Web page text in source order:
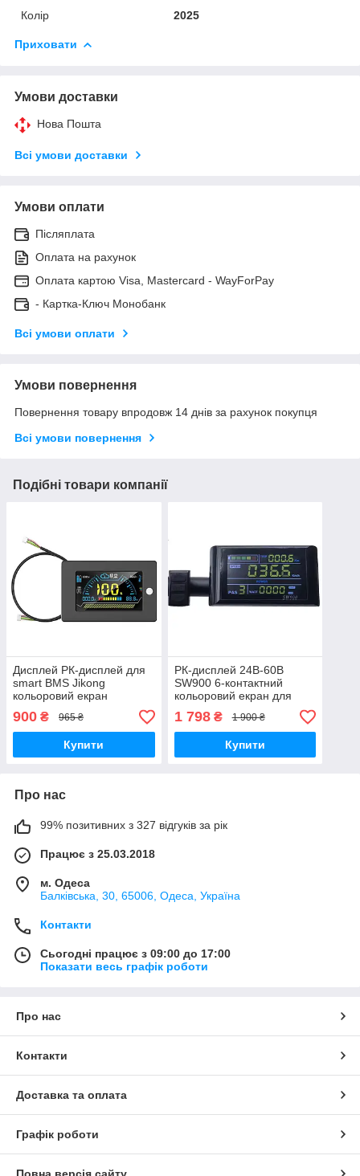
Колір
2025
Приховати
Умови доставки
Нова Пошта
Всі умови доставки
Умови оплати
Післяплата
Оплата на рахунок
Оплата картою Visa, Mastercard - WayForPay
- Картка-Ключ Монобанк
Всі умови оплати
Умови повернення
Повернення товару впродовж 14 днів за рахунок покупця
Всі умови повернення
Подібні товари компанії
Дисплей РК-дисплей для
smart BMS Jikong
кольоровий екран
900 ₴ 965 ₴
Купити
РК-дисплей 24B-60B
SW900 6-контактний
кольоровий екран для
електричного скутера
1 798₴ 1 900 ₴
Купити
Про нас
99% позитивних з 327 відгуків за рік
Працює з 25.03.2018
м. Одеса
Балківська, 30, 65006, Одеса, Україна
Контакти
Сьогодні працює з 09:00 до 17:00
Показати весь графік роботи
Про нас
Контакти
Доставка та оплата
Графік роботи